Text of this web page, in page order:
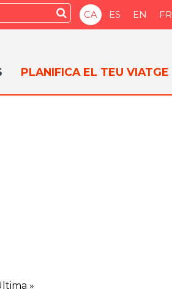
CA ES EN FR
Submit
PLANIFICA EL TEU VIATGE
»